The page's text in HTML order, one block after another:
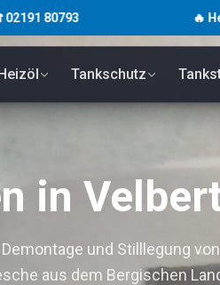
🔥 Heizöl
Tankschutz
in
und Stilllegung von
aus dem Bergischen